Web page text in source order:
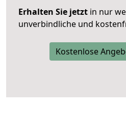
Erhalten Sie jetzt in nur
unverbindliche und
Kostenlose